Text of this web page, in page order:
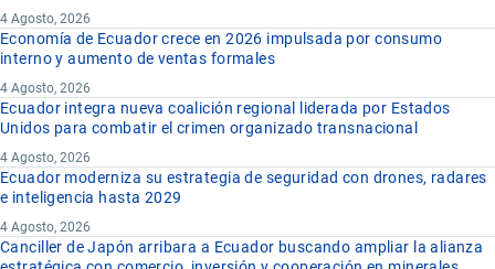
4 Agosto, 2026
Economía de Ecuador crece en 2026 impulsada por consumo
interno y aumento de ventas formales
4 Agosto, 2026
Ecuador integra nueva coalición regional liderada por Estados
Unidos para combatir el crimen organizado transnacional
4 Agosto, 2026
Ecuador moderniza su estrategia de seguridad con drones, radares
e inteligencia hasta 2029
4 Agosto, 2026
Canciller de Japón arribara a Ecuador buscando ampliar la alianza